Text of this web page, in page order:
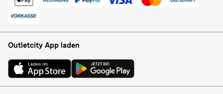
Outletcity App laden